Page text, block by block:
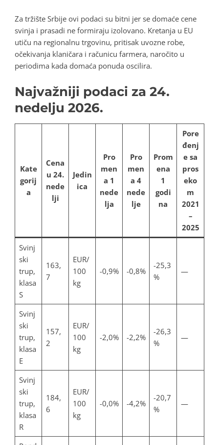
Za tržište Srbije ovi podaci su bitni jer se domaće cene
svinja i prasadi ne formiraju izolovano. Kretanja u EU
utiču na regionalnu trgovinu, pritisak uvozne robe,
očekivanja klaničara i računicu farmera, naročito u
periodima kada domaća ponuda oscilira.
Najvažniji podaci za 24.
nedelju 2026.
Kate
gorij
a
Cena
u 24.
nede
lji
Jedin
ica
Pro
men
a 1
nede
lja
Pro
men
a 4
nede
lje
Prom
ena
1
godi
na
Pore
đenj
e sa
pros
eko
m
2021
–
2025
Svinj
ski
trup,
klasa
S
163,
7
EUR/
100
kg
-0,9% -0,8%
-25,3
%
—
Svinj
ski
trup,
klasa
E
157,
2
EUR/
100
kg
-2,0% -2,2%
-26,3
%
—
Svinj
ski
trup,
klasa
R
184,
6
EUR/
100
kg
-0,0% -4,2%
-20,7
%
—